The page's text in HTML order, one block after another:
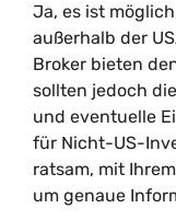
Ja, es ist
außerhalb der
Broker bieten
sollten jedoch
und eventuelle
für Nicht-US-
ratsam, mit
um genaue